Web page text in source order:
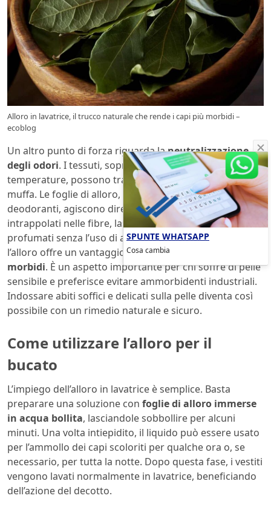
Alloro in lavatrice, il trucco naturale che rende i capi più morbidi –
ecoblog
Un altro punto di forza riguarda laneutralizzazione
degli odori. I tessuti, soprattutto se lavati a basse
temperature, possono trattenere residui di sudore o
muffa. Le foglie di alloro, grazie alle loro proprietà
deodoranti, agiscono direttamente sugli odori
intrappolati nelle fibre, lasciando i vestiti freschi e
profumati senza l’uso di additivi chimici. Oltre a questo,
l’alloro offre un vantaggio ulteriore: rende i
morbidi. È un aspetto importante per chi soffre di pelle
sensibile e preferisce evitare ammorbidenti industriali.
Indossare abiti soffici e delicati sulla pelle diventa così
possibile con un rimedio naturale e sicuro.
Come utilizzare l’alloro per il
bucato
L’impiego dell’alloro in lavatrice è semplice. Basta
preparare una soluzione con foglie di alloro immerse
in acqua bollita, lasciandole sobbollire per alcuni
minuti. Una volta intiepidito, il liquido può essere usato
per l’ammollo dei capi scoloriti per qualche ora o, se
necessario, per tutta la notte. Dopo questa fase, i vestiti
vengono lavati normalmente in lavatrice, beneficiando
dell’azione del decotto.
SPUNTE WHATSAPP
Cosa cambia